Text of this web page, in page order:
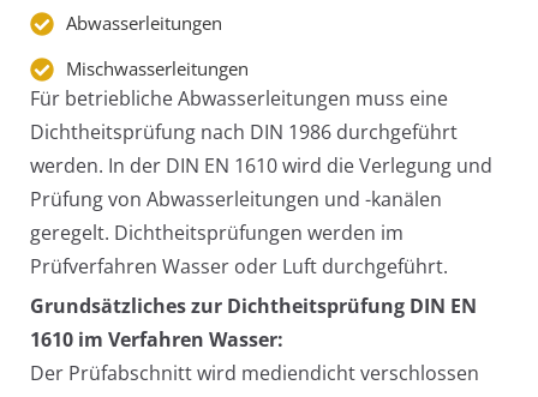
Abwasserleitungen
Mischwasserleitungen
Für betriebliche Abwasserleitungen muss eine
Dichtheitsprüfung nach DIN 1986 durchgeführt
werden. In der DIN EN 1610 wird die Verlegung und
Prüfung von Abwasserleitungen und -kanälen
geregelt. Dichtheitsprüfungen werden im
Prüfverfahren Wasser oder Luft durchgeführt.
Grundsätzliches zur Dichtheitsprüfung DIN EN
1610 im Verfahren Wasser:
Der Prüfabschnitt wird mediendicht verschlossen